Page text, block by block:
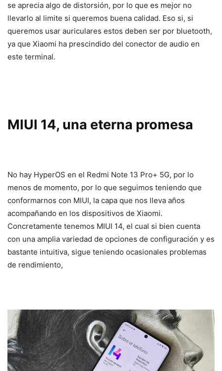
se aprecia algo de distorsión, por lo que es mejor no
llevarlo al limite si queremos buena calidad. Eso si, si
queremos usar auriculares estos deben ser por bluetooth,
ya que Xiaomi ha prescindido del conector de audio en
este terminal.
MIUI 14, una eterna promesa
No hay HyperOS en el Redmi Note 13 Pro+ 5G, por lo
menos de momento, por lo que seguimos teniendo que
conformarnos con MIUI, la capa que nos lleva años
acompañando en los dispositivos de Xiaomi.
Concretamente tenemos MIUI 14, el cual si bien cuenta
con una amplia variedad de opciones de configuración y es
bastante intuitiva, sigue teniendo ocasionales problemas
de rendimiento,